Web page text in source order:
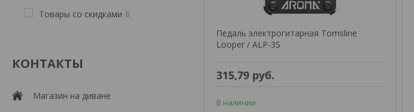
Товары со скидками 8
КОНТАКТЫ
Магазин на диване
Педаль электрогитарная Tomsline
Looper / ALP-3S
315,79 руб.
В наличии